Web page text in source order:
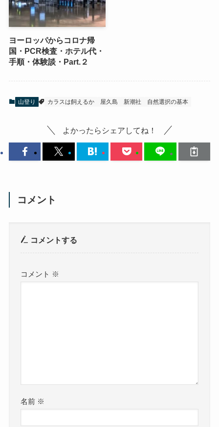
ヨーロッパからコロナ帰
国・PCR検査・ホテル代・
手順・体験談・Part.２
山登り カラスは飼えるか 屋久島 新潮社 自然選択の基本
よかったらシェアしてね！
コメント
コメントする
コメント ※
名前 ※